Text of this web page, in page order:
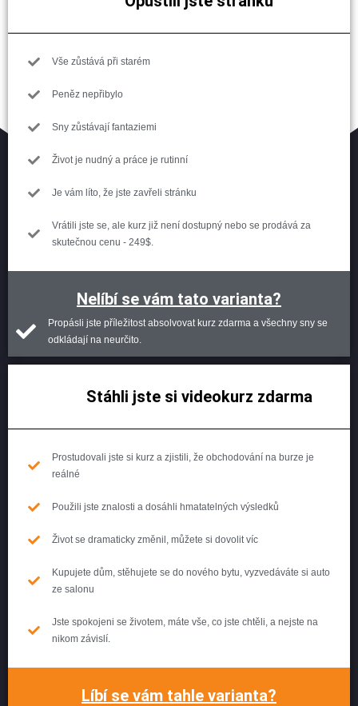
Vše zůstává při starém
Peněz nepřibylo
Sny zůstávají fantaziemi
Život je nudný a práce je rutinní
Je vám líto, že jste zavřeli stránku
Vrátili jste se, ale kurz již není dostupný nebo se prodává za
skutečnou cenu - 249$.
Nelíbí se vám tato varianta?
Propásli jste příležitost absolvovat kurz zdarma a všechny sny se
odkládají na neurčito.
Stáhli jste si videokurz zdarma
Prostudovali jste si kurz a zjistili, že obchodování na burze je
reálné
Použili jste znalosti a dosáhli hmatatelných výsledků
Život se dramaticky změnil, můžete si dovolit víc
Kupujete dům, stěhujete se do nového bytu, vyzvedáváte si auto
ze salonu
Jste spokojeni se životem, máte vše, co jste chtěli, a nejste na
nikom závislí.
Líbí se vám tahle varianta?